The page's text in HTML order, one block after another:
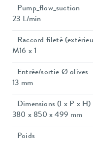
Pump_flow_suction
23 L/min
Raccord fileté
M16 x 1
Entrée/sortie Ø olives
13 mm
Dimensions (l x P x H)
380 x 850 x 499 mm
Poids